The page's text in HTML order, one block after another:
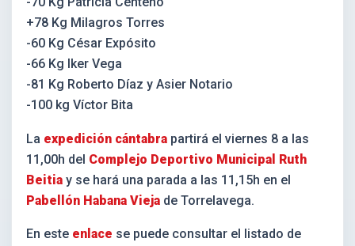
+78 Kg Milagros Torres
-60 Kg César Expósito
-66 Kg Iker Vega
-81 Kg Roberto Díaz y Asier Notario
-100 kg Víctor Bita
La expedición cántabra partirá el viernes 8 a las
11,00h del Complejo Deportivo Municipal Ruth
Beitia y se hará una parada a las 11,15h en el
Pabellón Habana Vieja de Torrelavega.
En este enlace se puede consultar el listado de